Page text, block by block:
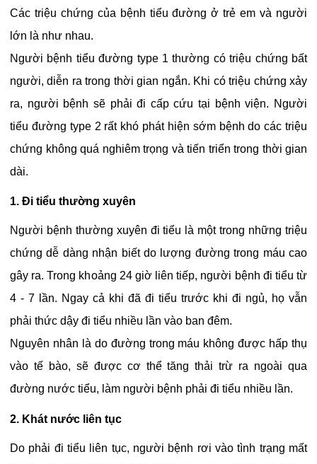
Các triệu chứng của bệnh tiểu đường ở trẻ em và người
lớn là như nhau.
Người bệnh tiểu đường type 1 thường có triệu chứng bất
người, diễn ra trong thời gian ngắn. Khi có triệu chứng xảy
ra, người bệnh sẽ phải đi cấp cứu tại bệnh viện. Người
tiểu đường type 2 rất khó phát hiện sớm bệnh do các triệu
chứng không quá nghiêm trọng và tiến triển trong thời gian
dài.
1. Đi tiểu thường xuyên
Người bệnh thường xuyên đi tiểu là một trong những triệu
chứng dễ dàng nhận biết do lượng đường trong máu cao
gây ra. Trong khoảng 24 giờ liên tiếp, người bệnh đi tiểu từ
4 - 7 lần. Ngay cả khi đã đi tiểu trước khi đi ngủ, họ vẫn
phải thức dậy đi tiểu nhiều lần vào ban đêm.
Nguyên nhân là do đường trong máu không được hấp thụ
vào tế bào, sẽ được cơ thể tăng thải trừ ra ngoài qua
đường nước tiểu, làm người bệnh phải đi tiểu nhiều lần.
2. Khát nước liên tục
Do phải đi tiểu liên tục, người bệnh rơi vào tình trạng mất